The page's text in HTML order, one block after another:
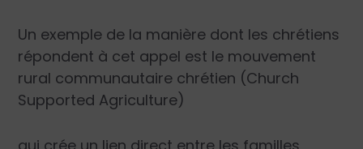
Un exemple de la manière dont les chrétiens
répondent à cet appel est le mouvement
rural communautaire chrétien (Church
Supported Agriculture)